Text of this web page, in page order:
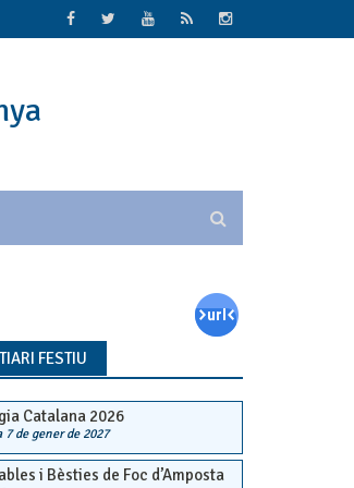
FESTIU
Catalana 2026
7 de gener de 2027
i Bèsties de Foc d’Amposta